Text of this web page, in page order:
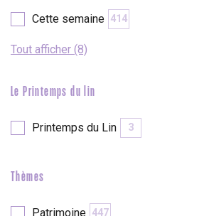
Cette semaine 414
Tout afficher (8)
Le Printemps du lin
Printemps du Lin 3
Thèmes
Patrimoine 447